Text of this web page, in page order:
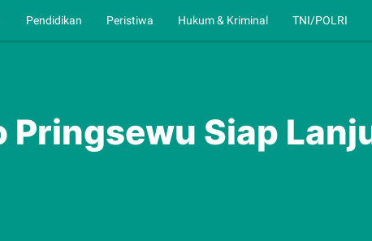
Pendidikan Peristiwa Hukum & Kriminal TNI/POLRI
Pringsewu Siap